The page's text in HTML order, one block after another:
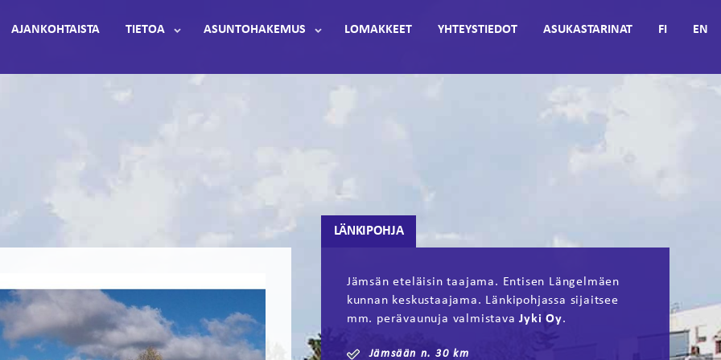
AJANKOHTAISTA TIETOA ASUNTOHAKEMUS LOMAKKEET YHTEYSTIEDOT ASUKASTARINAT FI EN
LÄNKIPOHJA
Jämsän eteläisin taajama. Entisen Längelmäen
kunnan keskustaajama. Länkipohjassa sijaitsee
mm. perävaunuja valmistavaJyki Oy.
Jämsään n. 30 km